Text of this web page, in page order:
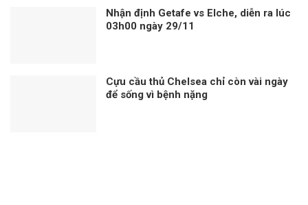
Nhận định Getafe vs Elche, diễn ra lúc
03h00 ngày 29/11
Cựu cầu thủ Chelsea chỉ còn vài ngày
để sống vì bệnh nặng